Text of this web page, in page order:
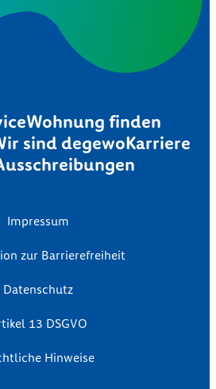
Wohnung finden
sind degewoKarriere
Impressum
zur Barrierefreiheit
Datenschutz
13 DSGVO
Hinweise